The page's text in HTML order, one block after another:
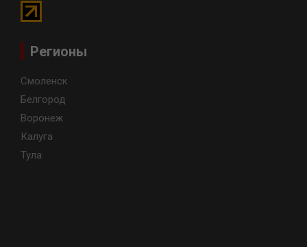
Регионы
Смоленск
Белгород
Воронеж
Калуга
Тула